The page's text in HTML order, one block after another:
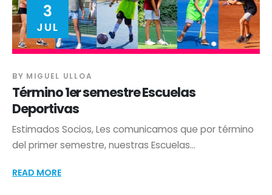
3
JUL
BY MIGUEL ULLOA
Término 1er semestre Escuelas
Deportivas
Estimados Socios, Les comunicamos que por término
del primer semestre, nuestras Escuelas...
READ MORE